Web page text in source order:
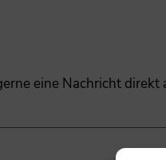
eine Nachricht direkt